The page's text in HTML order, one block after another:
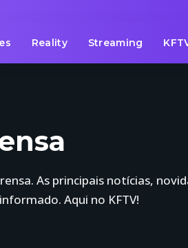
Reality Streaming
As principais notícias,
Aqui no KFTV!